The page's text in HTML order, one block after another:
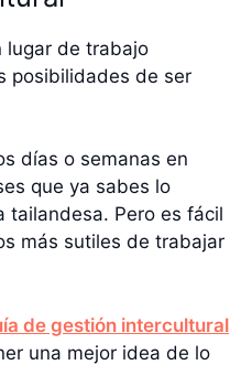
lugar de trabajo
posibilidades de ser
días o semanas en
que ya sabes lo
tailandesa. Pero es fácil
más sutiles de trabajar
de gestión intercultural
una mejor idea de lo